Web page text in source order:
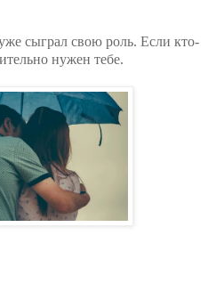
сыграл свою роль. Если кто-
нужен тебе.